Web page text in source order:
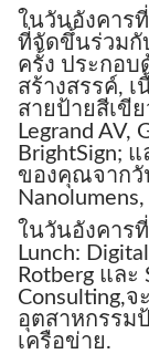
ในวันอังคาร
ที่จัดขึ้นร่วมกั
ครั้ง ประกอบ
สร้างสรรค์,
สายป้ายสีเขี
Legrand AV,
BrightSign;
ของคุณจากวั
ในวันอังคาร
Lunch:
Rotberg และ
Consulting,
อุตสาหกรรม
เครือข่าย.